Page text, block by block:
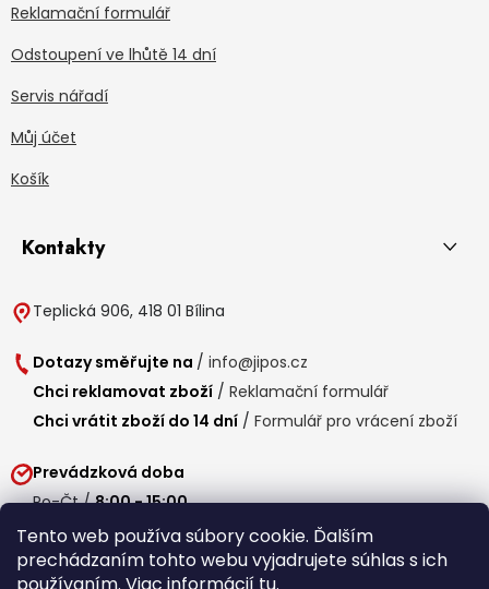
Tento web používa súbory cookie. Ďalším
prechádzaním tohto webu vyjadrujete súhlas s ich
Reklamační formulář
Odstoupení ve lhůtě 14 dní
Servis nářadí
Můj účet
Košík
Kontakty
Teplická 906, 418 01 Bílina
Dotazy směřujte na / info@jipos.cz
Chci reklamovat zboží / Reklamační formulář
Chci vrátit zboží do 14 dní / Formulář pro vrácení zboží
Prevádzková doba
Po-Čt /8:00 - 15:00
Pá / 7:30 - 14:30
Obedňajšia prestávka /11:00 - 11:30